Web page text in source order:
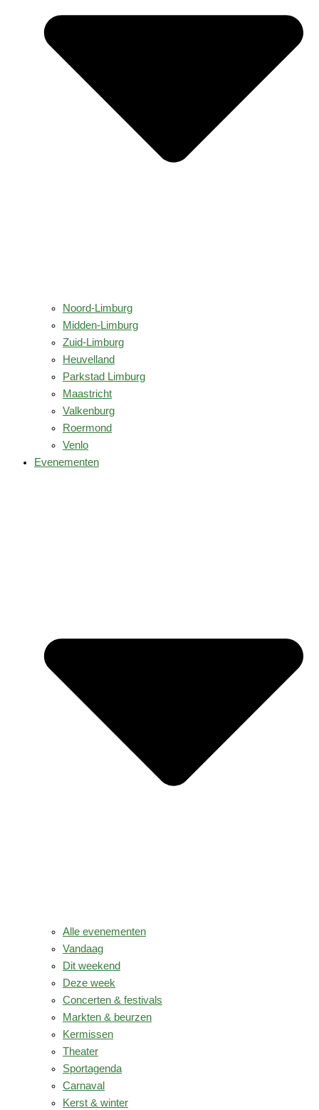
Noord-Limburg
Midden-Limburg
Zuid-Limburg
Heuvelland
Parkstad Limburg
Maastricht
Valkenburg
Roermond
Venlo
Evenementen
Alle evenementen
Vandaag
Dit weekend
Deze week
Concerten & festivals
Markten & beurzen
Kermissen
Theater
Sportagenda
Carnaval
Kerst & winter